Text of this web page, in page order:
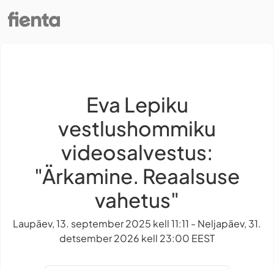
Eva Lepiku
vestlushommiku
videosalvestus:
"Ärkamine. Reaalsuse
vahetus"
Laupäev, 13. september 2025 kell 11:11 - Neljapäev, 31.
detsember 2026 kell 23:00 EEST